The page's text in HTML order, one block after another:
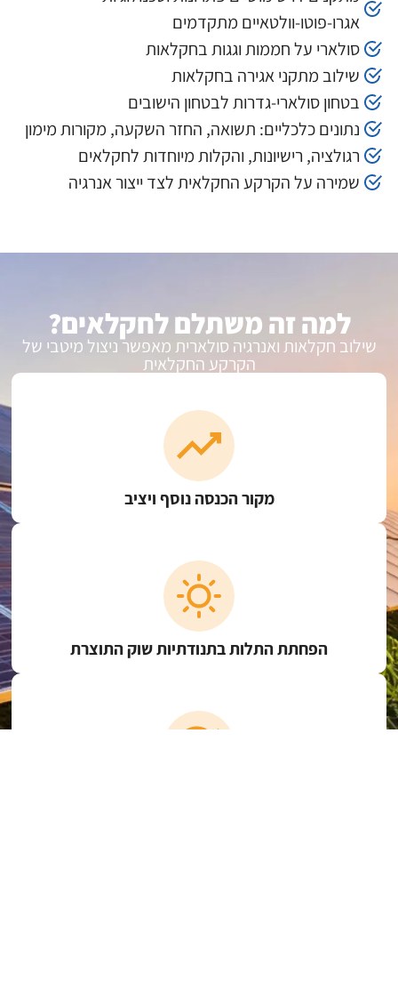
אגרו-פוטו-וולטאיים מתקדמים
סולארי על חממות וגגות בחקלאות
שילוב מתקני אגירה בחקלאות
בטחון סולארי-גדרות לבטחון הישובים
נתונים כלכליים: תשואה, החזר השקעה, מקורות מימון
רגולציה, רישיונות, והקלות מיוחדות לחקלאים
שמירה על הקרקע החקלאית לצד ייצור אנרגיה
למה זה משתלם לחקלאים?
שילוב חקלאות ואנרגיה סולארית מאפשר ניצול מיטבי של
הקרקע החקלאית
מקור הכנסה נוסף ויציב
הפחתת התלות בתנודתיות שוק התוצרת